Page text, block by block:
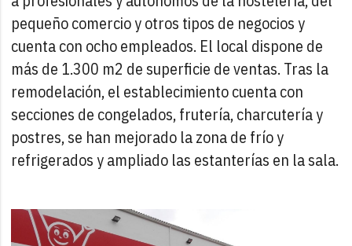
pequeño comercio y otros tipos de negocios y
cuenta con ocho empleados. El local dispone de
más de 1.300 m2 de superficie de ventas. Tras la
remodelación, el establecimiento cuenta con
secciones de congelados, frutería, charcutería y
postres, se han mejorado la zona de frío y
refrigerados y ampliado las estanterías en la sala.